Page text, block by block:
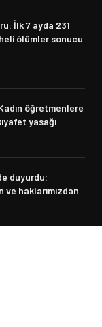
İlk 7 ayda 231
ölümler sonucu
öğretmenlere
yasağı
duyurdu:
ve haklarımızdan